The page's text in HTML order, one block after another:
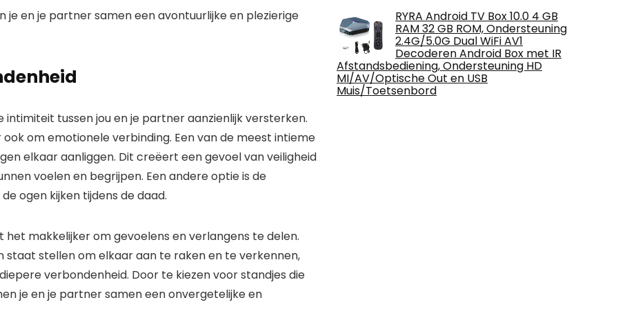
en je partner samen een avontuurlijke en plezierige
tussen jou en je partner aanzienlijk versterken.
om emotionele verbinding. Een van de meest intieme
elkaar aanliggen. Dit creëert een gevoel van veiligheid
voelen en begrijpen. Een andere optie is de
ogen kijken tijdens de daad.
makkelijker om gevoelens en verlangens te delen.
staat stellen om elkaar aan te raken en te verkennen,
verbondenheid. Door te kiezen voor standjes die
je en je partner samen een onvergetelijke en
RYRA Android TV Box 10.0 4 GB
RAM 32 GB ROM, Ondersteuning
2.4G/5.0G Dual WiFi AV1
Decoderen Android Box met IR
Afstandsbediening, Ondersteuning HD
MI/AV/Optische Out en USB
Muis/Toetsenbord